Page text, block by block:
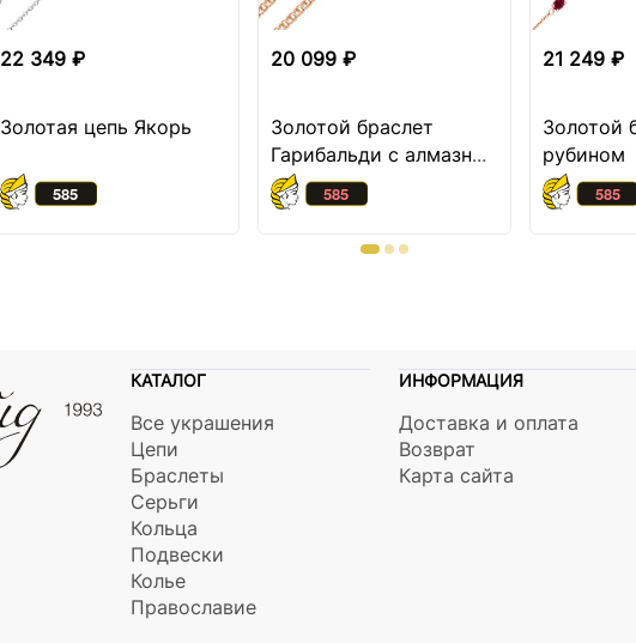
22 349 ₽
Золотая цепь Якорь
20 099 ₽
Золотой браслет
Гарибальди с алмазной
огранкой
21 249 ₽
Золотой
рубином
КАТАЛОГ
Все украшения
Цепи
Браслеты
Серьги
Кольца
Подвески
Колье
Православие
ИНФОРМАЦИЯ
Доставка и оплата
Возврат
Карта сайта